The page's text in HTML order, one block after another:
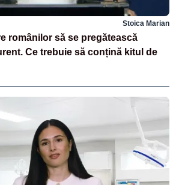
Stoica Marian
românilor să se pregătească
Ce trebuie să conțină kitul de